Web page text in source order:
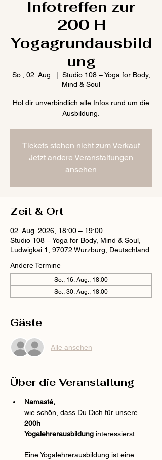
Infotreffen zur
200 H
Yogagrundausbild
ung
So., 02. Aug.
  |
Studio 108 – Yoga for Body,
Mind & Soul
Hol dir unverbindlich alle Infos rund um die
Ausbildung.
Tickets stehen nicht zum Verkauf
Jetzt andere Veranstaltungen
ansehen
Zeit & Ort
02. Aug. 2026, 18:00 – 19:00
Studio 108 – Yoga for Body, Mind & Soul,
Ludwigkai 1, 97072 Würzburg, Deutschland
Andere Termine
So., 16. Aug., 18:00
So., 30. Aug., 18:00
Gäste
Alle ansehen
Über die Veranstaltung
Namasté,
wie schön, dass Du Dich für unsere
200h
Yogalehrerausbildung interessierst.
Eine Yogalehrerausbildung ist eine